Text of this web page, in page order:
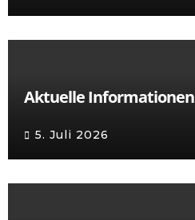
Aktuelle Informationen
5. Juli 2026